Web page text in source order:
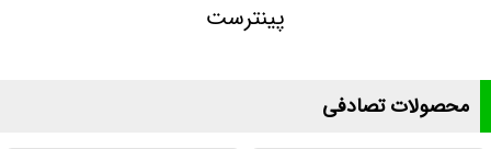
پینترست
محصولات تصادفی